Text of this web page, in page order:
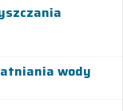
wody